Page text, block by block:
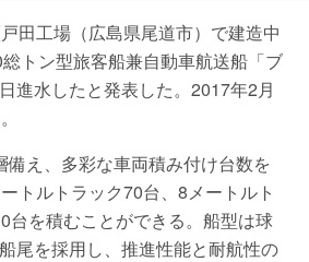
田工場（広島県尾道市）で建造中
トン型旅客船兼自動車航送船「ブ
進水したと発表した。2017年2月
備え、多彩な車両積み付け台数を
トルトラック70台、8メートルト
台を積むことができる。船型は球
尾を採用し、推進性能と耐航性の